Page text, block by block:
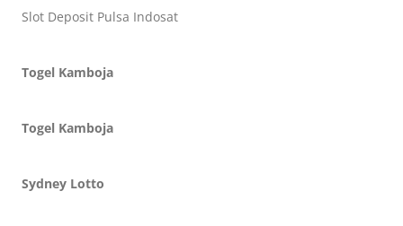
Slot Deposit Pulsa Indosat
Togel Kamboja
Togel Kamboja
Sydney Lotto